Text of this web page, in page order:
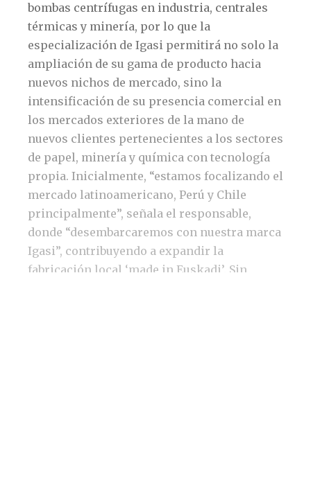
bombas centrífugas en industria, centrales
térmicas y minería, por lo que la
especialización de Igasi permitirá no solo la
ampliación de su gama de producto hacia
nuevos nichos de mercado, sino la
intensificación de su presencia comercial en
los mercados exteriores de la mano de
nuevos clientes pertenecientes a los sectores
de papel, minería y química con tecnología
propia. Inicialmente, “estamos focalizando el
mercado latinoamericano, Perú y Chile
principalmente”, señala el responsable,
donde “desembarcaremos con nuestra marca
Igasi”, contribuyendo a expandir la
fabricación local ‘made in Euskadi’. Sin